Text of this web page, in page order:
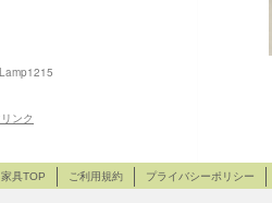
ンク
具TOP ご利用規約 プライバシーポリシー